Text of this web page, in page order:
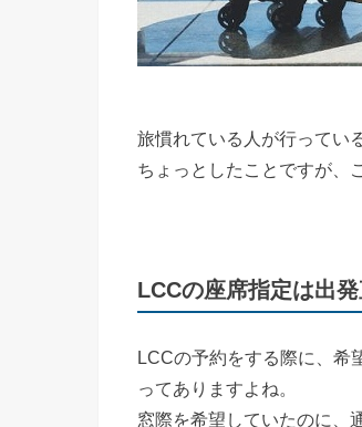
旅慣れている人が行ってい
ちょっとしたことですが、
LCCの座席指定は出
LCCの予約をする際に、希
ってありますよね。
窓際を希望していたのに、